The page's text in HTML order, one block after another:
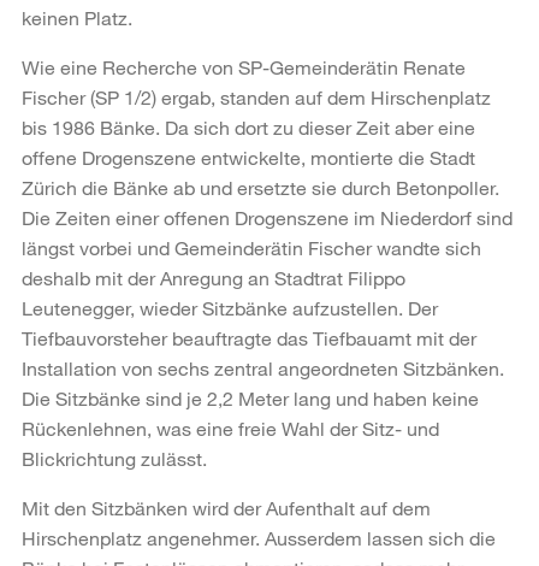
keinen Platz.
Wie eine Recherche von SP-Gemeinderätin Renate
Fischer (SP 1/2) ergab, standen auf dem Hirschenplatz
bis 1986 Bänke. Da sich dort zu dieser Zeit aber eine
offene Drogenszene entwickelte, montierte die Stadt
Zürich die Bänke ab und ersetzte sie durch Betonpoller.
Die Zeiten einer offenen Drogenszene im Niederdorf sind
längst vorbei und Gemeinderätin Fischer wandte sich
deshalb mit der Anregung an Stadtrat Filippo
Leutenegger, wieder Sitzbänke aufzustellen. Der
Tiefbauvorsteher beauftragte das Tiefbauamt mit der
Installation von sechs zentral angeordneten Sitzbänken.
Die Sitzbänke sind je 2,2 Meter lang und haben keine
Rückenlehnen, was eine freie Wahl der Sitz- und
Blickrichtung zulässt.
Mit den Sitzbänken wird der Aufenthalt auf dem
Hirschenplatz angenehmer. Ausserdem lassen sich die